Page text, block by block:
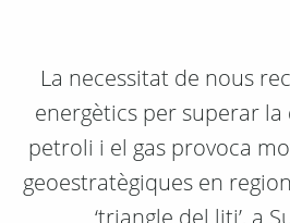
La necessitat de nous
energètics per superar
petroli i el gas provoca
geoestratègiques en
‘triangle del liti’, a